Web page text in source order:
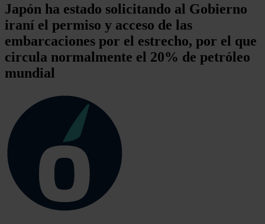
Japón ha estado solicitando al Gobierno
iraní el permiso y acceso de las
embarcaciones por el estrecho, por el que
circula normalmente el 20% de petróleo
mundial